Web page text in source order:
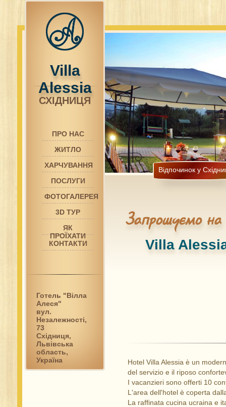
Villa
Alessia
СХІДНИЦЯ
ПРО НАС
ЖИТЛО
ХАРЧУВАННЯ
ПОСЛУГИ
ФОТОГАЛЕРЕЯ
3D ТУР
ЯК
ПРОЇХАТИ
КОНТАКТИ
Готель "Вілла
Алеся"
вул.
Незалежності,
73
Східниця,
Львівська
область,
Україна
Відпочинок у
Запрошуємо на
Villa
Hotel Villa Alessia è un
del servizio e il riposo
I vacanzieri sono offerti 10
L'area dell'hotel è coperta
La raffinata cucina ucraina e